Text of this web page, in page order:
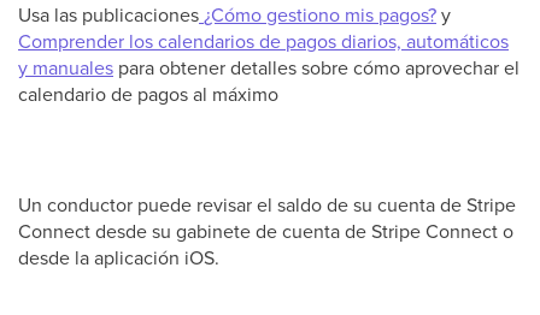
Usa las publicaciones¿Cómo gestiono mis pagos?y
Comprender los calendarios de pagos diarios, automáticos
y manuales para obtener detalles sobre cómo aprovechar el
calendario de pagos al máximo
Un conductor puede revisar el saldo de su cuenta de Stripe
Connect desde su gabinete de cuenta de Stripe Connect o
desde la aplicación iOS.